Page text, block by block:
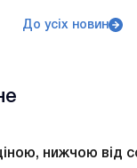
До усіх новин
нижчою від